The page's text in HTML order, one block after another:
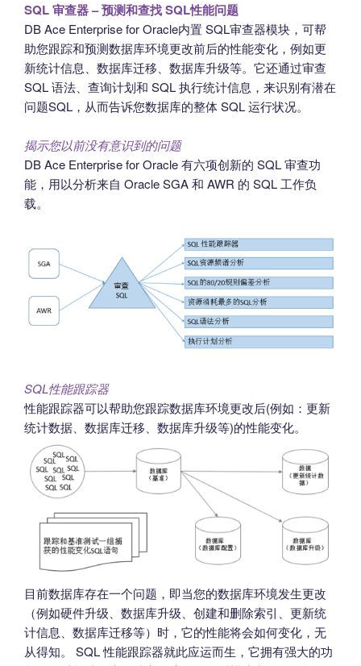
SQL 审查器 – 预测和查找 SQL性能问题
DB Ace Enterprise for Oracle内置 SQL审查器模块，可帮
助您跟踪和预测数据库环境更改前后的性能变化，例如更
新统计信息、数据库迁移、数据库升级等。它还通过审查
SQL 语法、查询计划和 SQL 执行统计信息，来识别有潜在
问题SQL，从而告诉您数据库的整体 SQL 运行状况。
揭示您以前没有意识到的问题
DB Ace Enterprise for Oracle 有六项创新的 SQL 审查功
能，用以分析来自 Oracle SGA 和 AWR 的 SQL 工作负
载。
SQL性能跟踪器
性能跟踪器可以帮助您跟踪数据库环境更改后(例如：更新
统计数据、数据库迁移、数据库升级等)的性能变化。
目前数据库存在一个问题，即当您的数据库环境发生更改
（例如硬件升级、数据库升级、创建和删除索引、更新统
计信息、数据库迁移等）时，它的性能将会如何变化，无
从得知。 SQL 性能跟踪器就此应运而生，它拥有强大的功